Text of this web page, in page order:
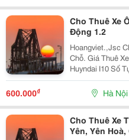
Cho Thuê Xe
Động 1.2
Hoangviet.,Jsc
Chỗ. Giá Thuê Xe Tự Lái: Getz Giá: 600.000 Đ/Ca.
Huyndai I10 Số
Limo 2010 Giá: 650.000 Đ/Ca.
Đ/Ca. Innova G
600.000₫ Hà Nội
Cho Thuê Xe
Yên, Yên